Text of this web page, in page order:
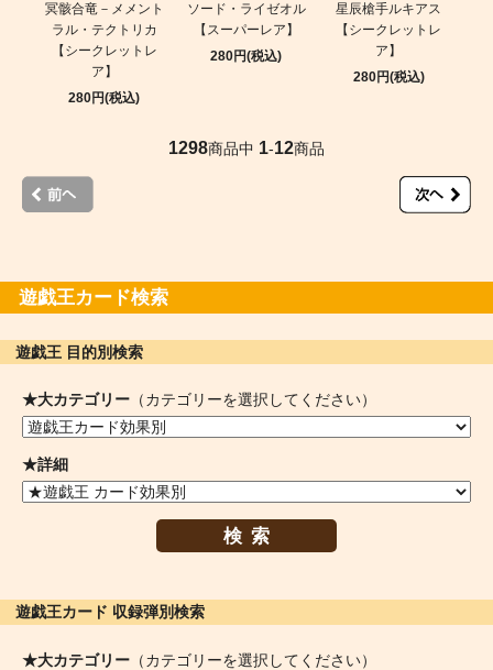
冥骸合竜－メメント
ラル・テクトリカ
【シークレットレ
ア】
280円(税込)
ソード・ライゼオル
【スーパーレア】
280円(税込)
星辰槍手ルキアス
【シークレットレ
ア】
280円(税込)
1298商品中 1-12商品
遊戯王カード検索
遊戯王 目的別検索
★大カテゴリー （カテゴリーを選択してください）
★詳細
検索
遊戯王カード 収録弾別検索
★大カテゴリー （カテゴリーを選択してください）